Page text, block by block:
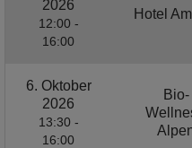
2026
12:00 -
16:00
Hotel
6. Oktober
2026
13:30 -
16:00